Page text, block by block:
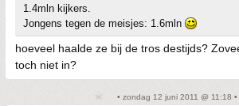
1.4mln kijkers.
Jongens tegen de meisjes: 1.6mln
hoeveel haalde ze bij de tros destijds?
toch niet in?
• zondag 12 juni 2011 @ 11:18 •